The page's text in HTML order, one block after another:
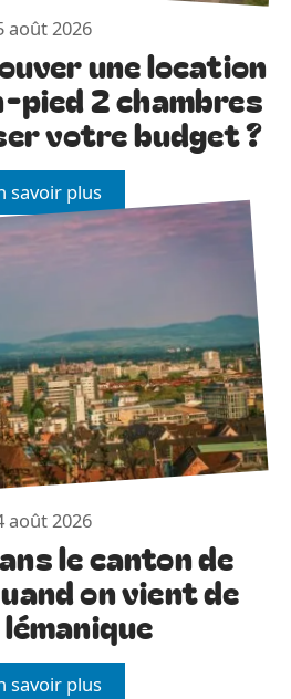
août 2026
une location
pied 2 chambres
votre budget ?
savoir plus
août 2026
le canton de
on vient de
savoir plus